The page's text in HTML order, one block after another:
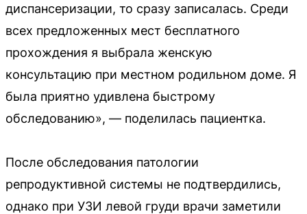
диспансеризации, то сразу записалась. Среди
всех предложенных мест бесплатного
прохождения я выбрала женскую
консультацию при местном родильном доме. Я
была приятно удивлена быстрому
обследованию», — поделилась пациентка.
После обследования патологии
репродуктивной системы не подтвердились,
однако при УЗИ левой груди врачи заметили